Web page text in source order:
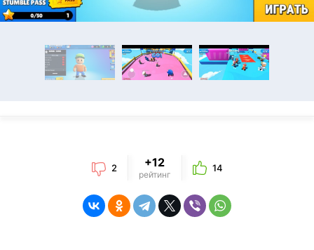
2 +12
рейтинг
14